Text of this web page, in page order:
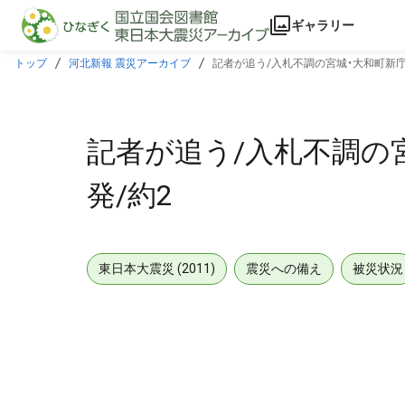
本文に飛ぶ
ギャラリー
トップ 河北新報 震災アーカイブ 記者が追う/入札不調の宮城・大和町
記者が追う/入札不調の
発/約2
東日本大震災 (2011) 震災への備え 被災状況